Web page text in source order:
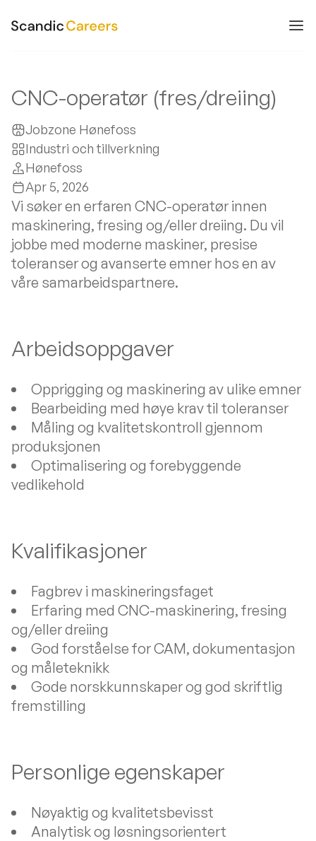
CNC-operatør (fres/dreiing)
Jobzone Hønefoss
Industri och tillverkning
Hønefoss
Apr 5, 2026
Vi søker en erfaren CNC-operatør innen
maskinering, fresing og/eller dreiing. Du vil
jobbe med moderne maskiner, presise
toleranser og avanserte emner hos en av
våre samarbeidspartnere.
Arbeidsoppgaver
Opprigging og maskinering av ulike emner
Bearbeiding med høye krav til toleranser
Måling og kvalitetskontroll gjennom
produksjonen
Optimalisering og forebyggende
vedlikehold
Kvalifikasjoner
Fagbrev i maskineringsfaget
Erfaring med CNC-maskinering, fresing
og/eller dreiing
God forståelse for CAM, dokumentasjon
og måleteknikk
Gode norskkunnskaper og god skriftlig
fremstilling
Personlige egenskaper
Nøyaktig og kvalitetsbevisst
Analytisk og løsningsorientert